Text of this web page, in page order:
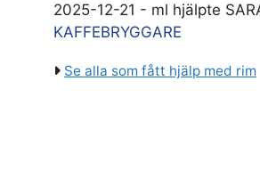
2025-12-21 - ml hjälpte
KAFFEBRYGGARE
Se alla som fått hjälp med rim